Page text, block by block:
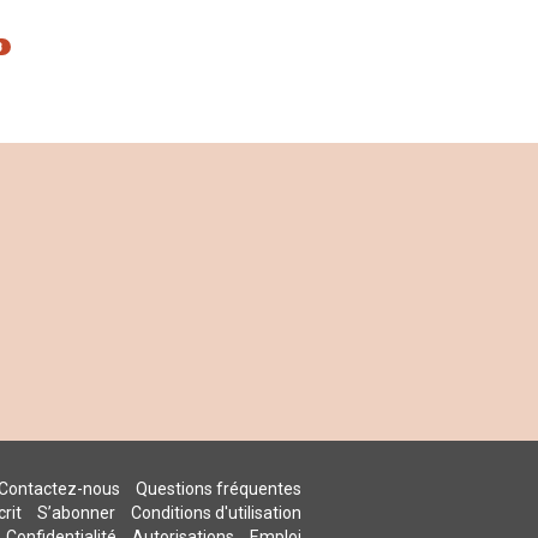
nous
Questions fréquentes
S’abonner
Conditions d'utilisation